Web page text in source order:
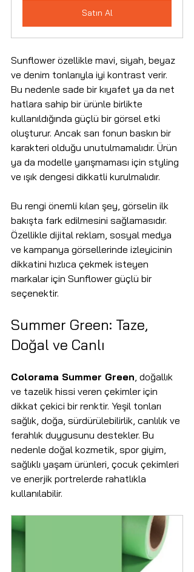
Satın Al
Sunflower özellikle mavi, siyah, beyaz
ve denim tonlarıyla iyi kontrast verir.
Bu nedenle sade bir kıyafet ya da net
hatlara sahip bir ürünle birlikte
kullanıldığında güçlü bir görsel etki
oluşturur. Ancak sarı fonun baskın bir
karakteri olduğu unutulmamalıdır. Ürün
ya da modelle yarışmaması için styling
ve ışık dengesi dikkatli kurulmalıdır.
Bu rengi önemli kılan şey, görselin ilk
bakışta fark edilmesini sağlamasıdır.
Özellikle dijital reklam, sosyal medya
ve kampanya görsellerinde izleyicinin
dikkatini hızlıca çekmek isteyen
markalar için Sunflower güçlü bir
seçenektir.
Summer Green: Taze,
Doğal ve Canlı
Colorama Summer Green, doğallık
ve tazelik hissi veren çekimler için
dikkat çekici bir renktir. Yeşil tonları
sağlık, doğa, sürdürülebilirlik, canlılık ve
ferahlık duygusunu destekler. Bu
nedenle doğal kozmetik, spor giyim,
sağlıklı yaşam ürünleri, çocuk çekimleri
ve enerjik portrelerde rahatlıkla
kullanılabilir.